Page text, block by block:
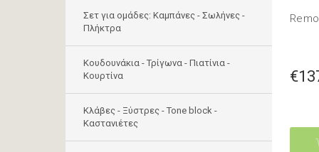
Σετ για ομάδες: Καμπάνες - Σωλήνες -
Πλήκτρα
Κουδουνάκια - Τρίγωνα - Πιατίνια -
Κουρτίνα
Κλάβες - Ξύστρες - Tone block -
Καστανιέτες
Remo